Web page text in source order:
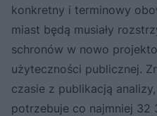
konkretny i terminowy
miast będą musiały
schronów w nowo
użyteczności publicznej.
czasie z publikacją
potrzebuje co najmniej 32